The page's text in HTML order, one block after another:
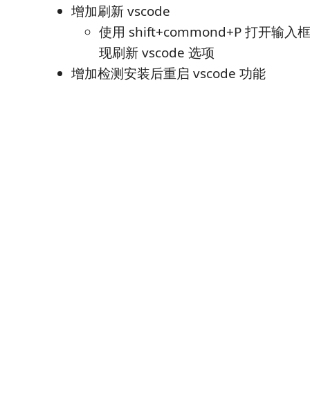
增加刷新 vscode
使用 shift+commond+P 打开输入
现刷新 vscode 选项
增加检测安装后重启 vscode 功能